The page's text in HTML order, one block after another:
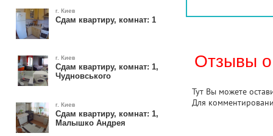
г. Киев
Сдам квартиру, комнат: 1
г. Киев
Сдам квартиру, комнат: 1,
Чудновського
г. Киев
Сдам квартиру, комнат: 1,
Малышко Андрея
Отзывы о
Тут Вы можете
Для